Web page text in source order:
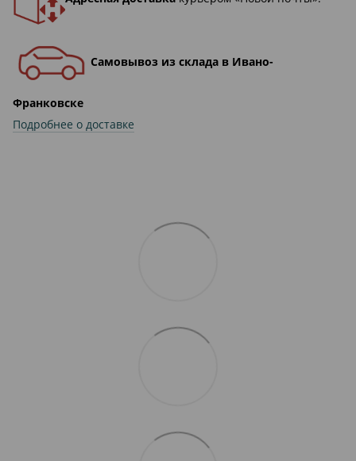
Самовывоз из склада в Ивано-
Франковске
Подробнее о доставке